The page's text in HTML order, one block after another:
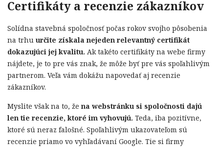
Certifikáty a recenzie zákazníkov
Solídna stavebná spoločnosť počas rokov svojho pôsobenia
na trhu určite získala nejeden relevantný certifikát
dokazujúci jej kvalitu. Ak takéto certifikáty na webe firmy
nájdete, je to pre vás znak, že môže byť pre vás spoľahlivým
partnerom. Veľa vám dokážu napovedať aj recenzie
zákazníkov.
Myslite však na to, žena webstránku si spoločnosti dajú
len tie recenzie, ktoré im vyhovujú. Teda, iba pozitívne,
ktoré sú neraz falošné. Spoľahlivým ukazovateľom sú
recenzie priamo vo vyhľadávaní Google. Tie si firmy